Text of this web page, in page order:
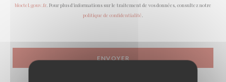
bloctel.gouv.fr . Pour plus d'informations sur le traitement de vos données, consultez notre
politique de confidentialité